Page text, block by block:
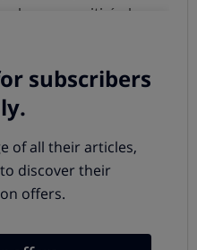
lo que permitirá a los
puedes hacerlo,pues
hasta el día 18 de
y una estimación
medio de los inscritos en